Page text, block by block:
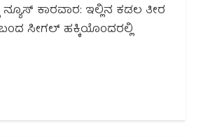
ಕಾರವಾರ: ಇಲ್ಲಿನ ಕಡಲ ತೀರ
ಸೀಗಲ್ ಹಕ್ಕಿಯೊಂದರಲ್ಲಿ